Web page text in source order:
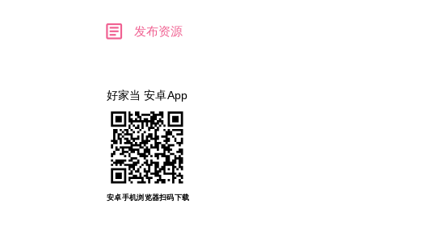
article 发布资源
好家当 安卓App
安卓手机浏览器扫码下载